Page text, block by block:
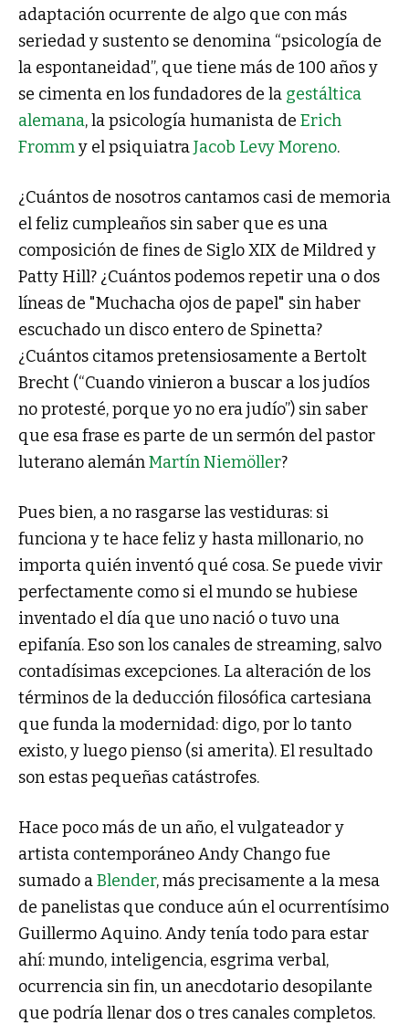
adaptación ocurrente de algo que con más
seriedad y sustento se denomina “psicología de
la espontaneidad”, que tiene más de 100 años y
se cimenta en los fundadores de la gestáltica
alemana, la psicología humanista de Erich
Frommy el psiquiatraJacob Levy Moreno.
¿Cuántos de nosotros cantamos casi de memoria
el feliz cumpleaños sin saber que es una
composición de fines de Siglo XIX de Mildred y
Patty Hill? ¿Cuántos podemos repetir una o dos
líneas de "Muchacha ojos de papel" sin haber
escuchado un disco entero de Spinetta?
¿Cuántos citamos pretensiosamente a Bertolt
Brecht (“Cuando vinieron a buscar a los judíos
no protesté, porque yo no era judío”) sin saber
que esa frase es parte de un sermón del pastor
luterano alemánMartín Niemöller?
Pues bien, a no rasgarse las vestiduras: si
funciona y te hace feliz y hasta millonario, no
importa quién inventó qué cosa. Se puede vivir
perfectamente como si el mundo se hubiese
inventado el día que uno nació o tuvo una
epifanía. Eso son los canales de streaming, salvo
contadísimas excepciones. La alteración de los
términos de la deducción filosófica cartesiana
que funda la modernidad: digo, por lo tanto
existo, y luego pienso (si amerita). El resultado
son estas pequeñas catástrofes.
Hace poco más de un año, el vulgateador y
artista contemporáneo Andy Chango fue
sumado aBlender, más precisamente a la mesa
de panelistas que conduce aún el ocurrentísimo
Guillermo Aquino. Andy tenía todo para estar
ahí: mundo, inteligencia, esgrima verbal,
ocurrencia sin fin, un anecdotario desopilante
que podría llenar dos o tres canales completos.